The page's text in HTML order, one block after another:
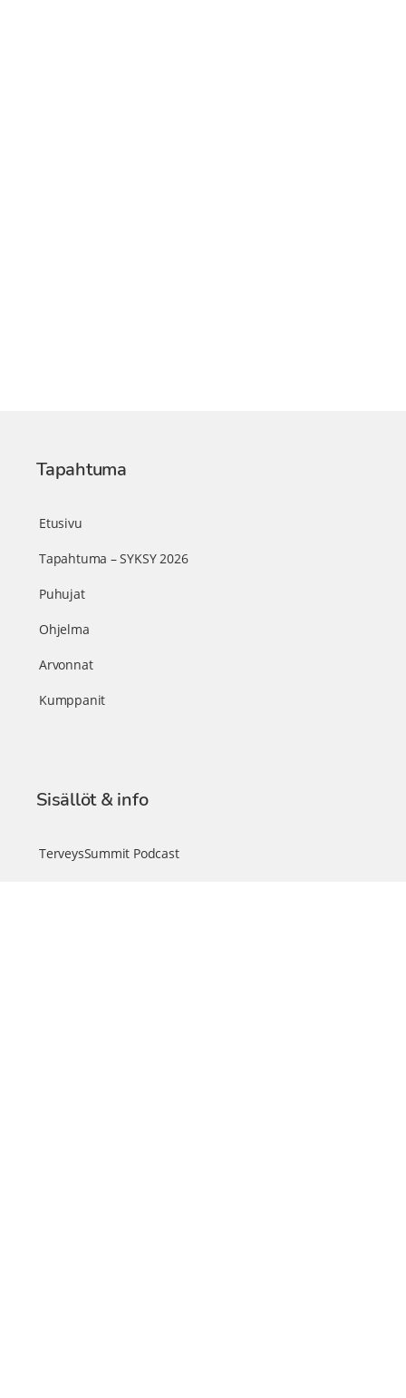
Tapahtuma
Etusivu
Tapahtuma – SYKSY 2026
Puhujat
Ohjelma
Arvonnat
Kumppanit
Sisällöt & info
TerveysSummit Podcast